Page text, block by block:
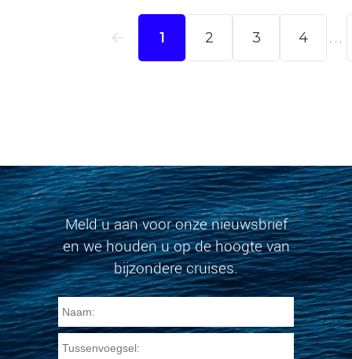
Meld u aan voor onze nieuwsbrief
en we houden u op de hoogte van
bijzondere cruises.